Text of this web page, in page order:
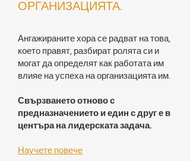
ОРГАНИЗАЦИЯТА.
Ангажираните хора се радват на това,
което правят, разбират ролята си и
могат да определят как работата им
влияе на успеха на организацията им.
Свързването отново с
предназначението и един с друг е в
центъра на лидерската задача.
Научете повече